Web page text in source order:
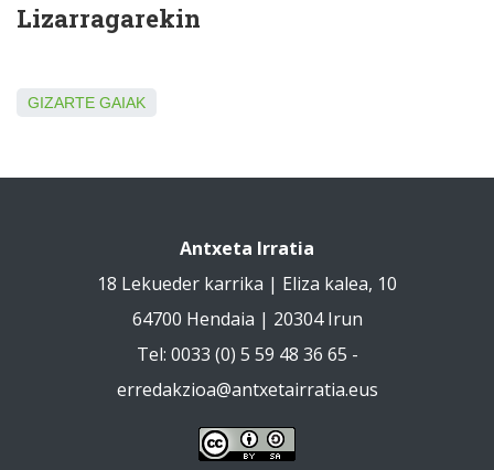
Lizarragarekin
GIZARTE GAIAK
Antxeta Irratia
18 Lekueder karrika | Eliza kalea, 10
64700 Hendaia | 20304 Irun
Tel: 0033 (0) 5 59 48 36 65 -
erredakzioa@antxetairratia.eus